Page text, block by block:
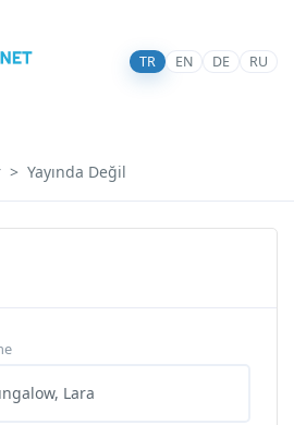
TR EN DE RU
Yayında Değil